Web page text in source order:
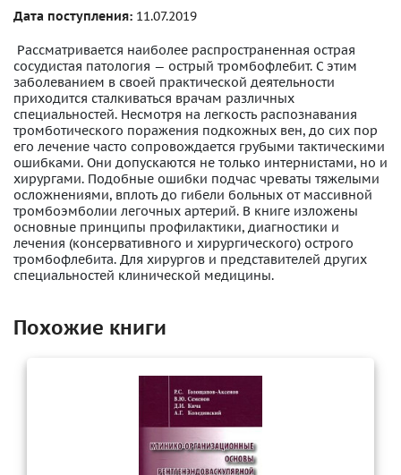
Дата поступления: 11.07.2019
Рассматривается наиболее распространенная острая
сосудистая патология — острый тромбофлебит. С этим
заболеванием в своей практической деятельности
приходится сталкиваться врачам различных
специальностей. Несмотря на легкость распознавания
тромботического поражения подкожных вен, до сих пор
его лечение часто сопровождается грубыми тактическими
ошибками. Они допускаются не только интернистами, но и
хирургами. Подобные ошибки подчас чреваты тяжелыми
осложнениями, вплоть до гибели больных от массивной
тромбоэмболии легочных артерий. В книге изложены
основные принципы профилактики, диагностики и
лечения (консервативного и хирургического) острого
тромбофлебита. Для хирургов и представителей других
специальностей клинической медицины.
Похожие книги